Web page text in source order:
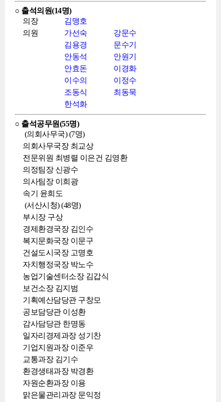
○ 출석의원(14명)
의장
김맹호
의원
가선숙
강문수
김용경
문수기
안동석
안원기
안효돈
이경화
이수의
이정수
조동식
최동묵
한석화
○ 출석공무원(55명)
(의회사무국) (7명)
의회사무국장 최교상
전문위원 최병렬 이은건 김영환
의정팀장 신광수
의사팀장 이희광
속기 윤희도
(서산시청) (48명)
부시장 구상
경제환경국장 김인수
복지문화국장 이문구
건설도시국장 고명호
자치행정국장 박노수
농업기술센터소장 김갑식
보건소장 김지범
기획예산담당관 구창모
공보담당관 이성환
감사담당관 한명동
일자리경제과장 성기찬
기업지원과장 이준우
교통과장 김기수
환경생태과장 박경환
자원순환과장 이용
맑은물관리과장 문익정